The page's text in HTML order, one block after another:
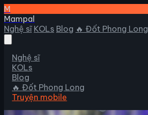
M
Mampal
Nghệ sĩ KOLs Blog 🔥 Đốt Phong Long
Nghệ sĩ
KOLs
Blog
🔥 Đốt Phong Long
Truyện mobile